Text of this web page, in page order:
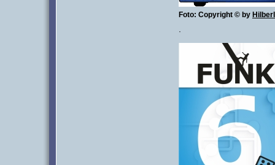
Foto: Copyright © by
·